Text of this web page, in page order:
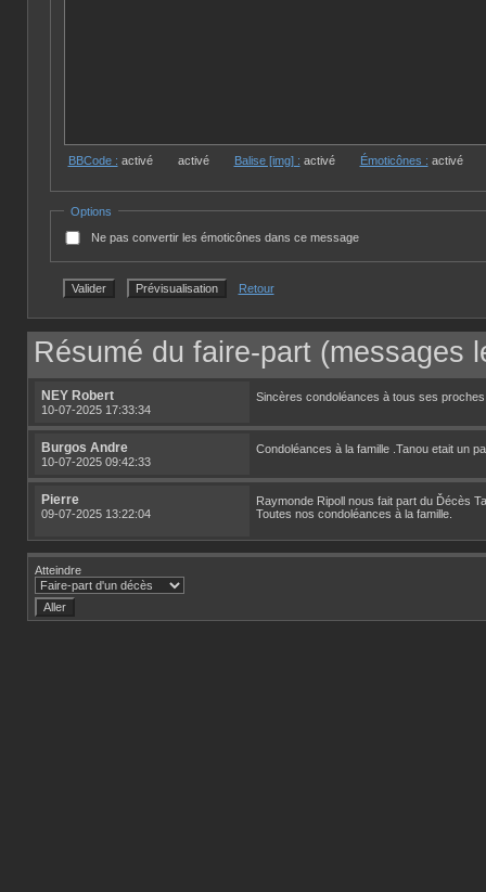
BBCode : activé activé Balise [img] : activé Émoticônes : activé
Options
Ne pas convertir les émoticônes dans ce message
Retour
Résumé du faire-part (messages
NEY Robert
10-07-2025 17:33:34
Sincères condoléances à tous ses
Burgos Andre
10-07-2025 09:42:33
Condoléances à la famille .Tanou etait un
Pierre
09-07-2025 13:22:04
Raymonde Ripoll nous fait part du Ďécès
Toutes nos condoléances à la famille.
Atteindre